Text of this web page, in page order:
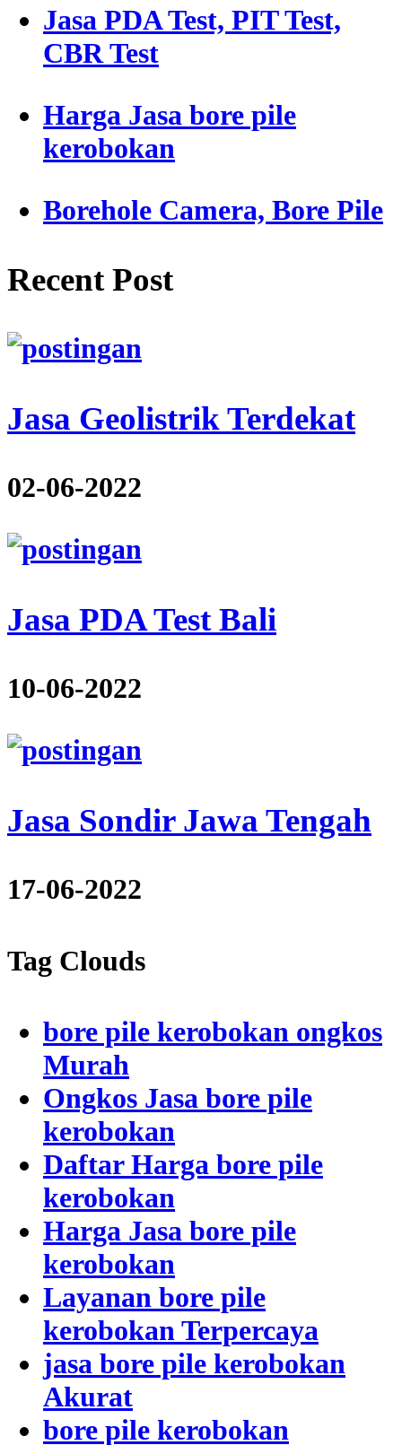
Jasa PDA Test, PIT Test,
CBR Test
Harga Jasa bore pile
kerobokan
Borehole Camera, Bore Pile
Recent Post
Jasa Geolistrik Terdekat
02-06-2022
Jasa PDA Test Bali
10-06-2022
Jasa Sondir Jawa Tengah
17-06-2022
Tag Clouds
bore pile kerobokan ongkos
Murah
Ongkos Jasa bore pile
kerobokan
Daftar Harga bore pile
kerobokan
Harga Jasa bore pile
kerobokan
Layanan bore pile
kerobokan Terpercaya
jasa bore pile kerobokan
Akurat
bore pile kerobokan